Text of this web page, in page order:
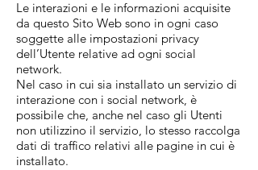
Le interazioni e le informazioni acquisite
da questo Sito Web sono in ogni caso
soggette alle impostazioni privacy
dell’Utente relative ad ogni social
network.
Nel caso in cui sia installato un servizio di
interazione con i social network, è
possibile che, anche nel caso gli Utenti
non utilizzino il servizio, lo stesso raccolga
dati di traffico relativi alle pagine in cui è
installato.